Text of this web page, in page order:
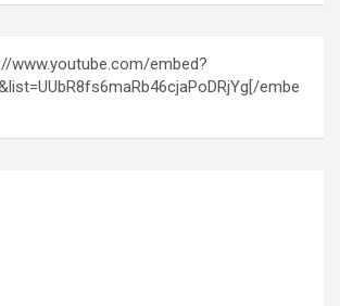
www.youtube.com/embed?
embe